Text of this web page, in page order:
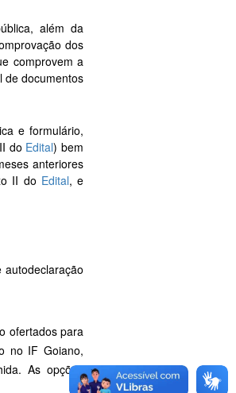
além da
dos
comprovem a
de documentos
e formulário,
do Edital) bem
anteriores
II do Edital, e
ofertados para
no IF Goiano,
As opções